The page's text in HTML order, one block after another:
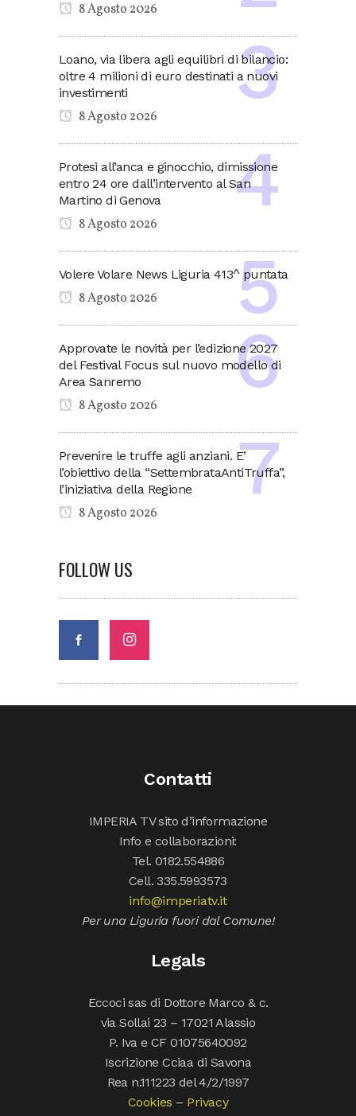
8 Agosto 2026
Loano, via libera agli equilibri di bilancio:
oltre 4 milioni di euro destinati a nuovi
investimenti
8 Agosto 2026
Protesi all’anca e ginocchio, dimissione
entro 24 ore dall’intervento al San
Martino di Genova
8 Agosto 2026
Volere Volare News Liguria 413^ puntata
8 Agosto 2026
Approvate le novità per l’edizione 2027
del Festival Focus sul nuovo modello di
Area Sanremo
8 Agosto 2026
Prevenire le truffe agli anziani. E’
l’obiettivo della “SettembrataAntiTruffa”,
l’iniziativa della Regione
8 Agosto 2026
FOLLOW US
Contatti
IMPERIA TV sito d’informazione
Info e collaborazioni:
Tel. 0182.554886
Cell. 335.5993573
info@imperiatv.it
Per una Liguria fuori dal Comune!
Legals
Eccoci sas di Dottore Marco & c.
via Sollai 23 – 17021 Alassio
P. Iva e CF 01075640092
Iscrizione Cciaa di Savona
Rea n.111223 del 4/2/1997
Cookies – Privacy